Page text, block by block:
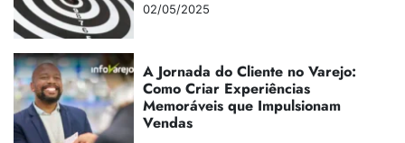
02/05/2025
A Jornada do Cliente no Varejo:
Como Criar Experiências
Memoráveis que Impulsionam
Vendas